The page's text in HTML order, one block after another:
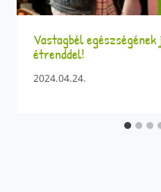
Vastagbél
étrenddel!
2024.04.24.